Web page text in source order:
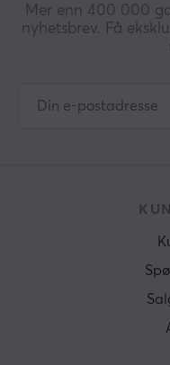
Mer enn 400 000
nyhetsbrev. Få